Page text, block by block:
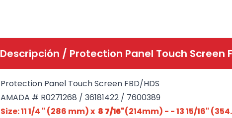
Descripción / Protection Panel Touch Screen
Protection Panel Touch Screen FBD/HDS
AMADA # R0271268 / 36181422 / 7600389
Size: 11 1/4 " (286 mm) x 8 7/16"(214mm) - - 13 15/16"